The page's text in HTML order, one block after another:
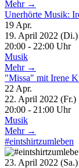
Mehr →
Unerhörte Musik:
19 Apr.
19. April 2022
20:00 - 22:00 Uhr
Musik
Mehr →
"Missa" mit Irene
22 Apr.
22. April 2022
20:00 - 21:00 Uhr
Musik
Mehr →
#eintshirtzumleben
23. April 2022